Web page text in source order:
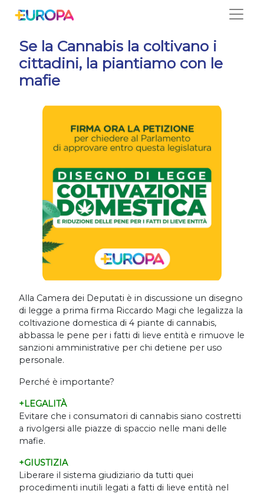
Se la Cannabis la coltivano i
cittadini, la piantiamo con le
mafie
Alla Camera dei Deputati è in discussione un disegno
di legge a prima firma Riccardo Magi che legalizza la
coltivazione domestica di 4 piante di cannabis,
abbassa le pene per i fatti di lieve entità e rimuove le
sanzioni amministrative per chi detiene per uso
personale.
Perché è importante?
+LEGALITÀ
Evitare che i consumatori di cannabis siano costretti
a rivolgersi alle piazze di spaccio nelle mani delle
mafie.
+GIUSTIZIA
Liberare il sistema giudiziario da tutti quei
procedimenti inutili legati a fatti di lieve entità nel